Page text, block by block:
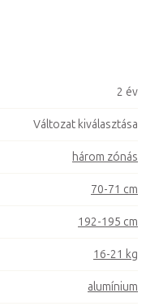
2 év
Változat kiválasztása
három zónás
70-71 cm
192-195 cm
16-21 kg
alumínium